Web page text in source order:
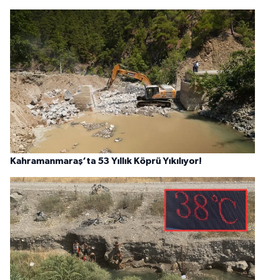
Kahramanmaraş’ta 53 Yıllık Köprü Yıkılıyor!